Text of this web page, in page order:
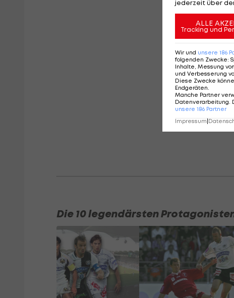
Die 10 legendärsten
jederzeit über
ALLE
Tracking und
Wir und unsere 186
folgenden Zwecke:
Inhalte, Messung
und Verbesserung
Diese Zwecke
Endgeräten
Manche Partner
Datenverarbeitung.
unsere 186 Partner
Impressum|